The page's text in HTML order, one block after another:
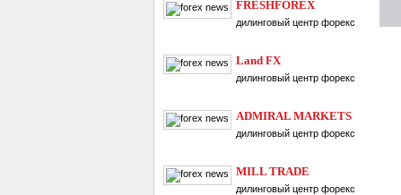
FRESHFOREX
дилинговый центр форекс
Land FX
дилинговый центр форекс
ADMIRAL MARKETS
дилинговый центр форекс
MILL TRADE
дилинговый центр форекс